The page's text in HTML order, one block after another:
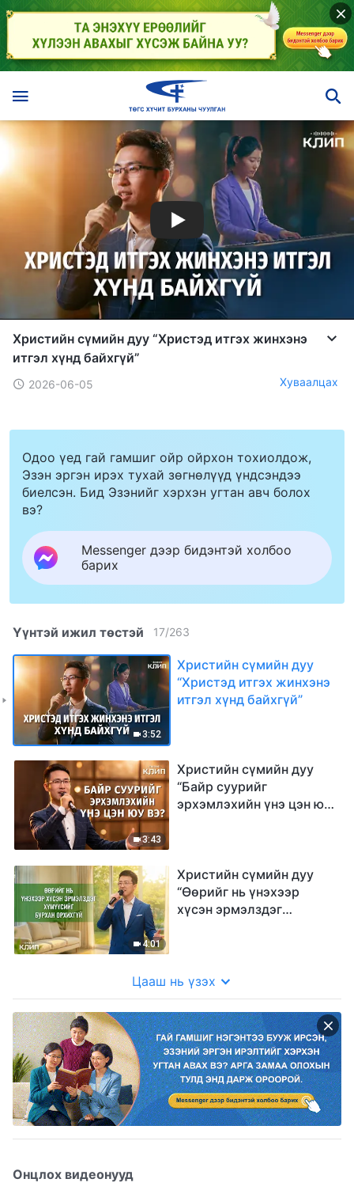
Христийн сүмийн дуу “Христэд итгэх жинхэнэ
итгэл хүнд байхгүй”
2026-06-05 Хуваалцах
Одоо үед гай гамшиг ойр ойрхон тохиолдож,
Эзэн эргэн ирэх тухай зөгнөлүүд үндсэндээ
биелсэн. Бид Эзэнийг хэрхэн угтан авч болох
вэ?
Messenger дээр бидэнтэй холбоо
барих
Үүнтэй ижил төстэй 17/263
3:52
Христийн сүмийн дуу
“Христэд итгэх жинхэнэ
итгэл хүнд байхгүй”
3:43
Христийн сүмийн дуу
“Байр суурийг
эрхэмлэхийн үнэ цэн юу
4:01
Христийн сүмийн дуу
“Өөрийг нь үнэхээр
хүсэн эрмэлздэг
Цааш нь үзэх
Онцлох видеонууд